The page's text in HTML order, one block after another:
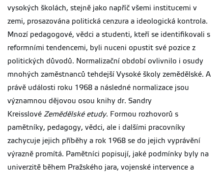
vysokých školách, stejně jako napříč všemi institucemi v
zemi, prosazována politická cenzura a ideologická kontrola.
Mnozí pedagogové, vědci a studenti, kteří se identifikovali s
reformními tendencemi, byli nuceni opustit své pozice z
politických důvodů. Normalizační období ovlivnilo i osudy
mnohých zaměstnanců tehdejší Vysoké školy zemědělské. A
právě události roku 1968 a následné normalizace jsou
významnou dějovou osou knihy dr. Sandry
Kreisslové Zemědělské etudy. Formou rozhovorů s
pamětníky, pedagogy, vědci, ale i dalšími pracovníky
zachycuje jejich příběhy a rok 1968 se do jejich vyprávění
výrazně promítá. Pamětníci popisují, jaké podmínky byly na
univerzitě během Pražského jara, vojenské intervence a